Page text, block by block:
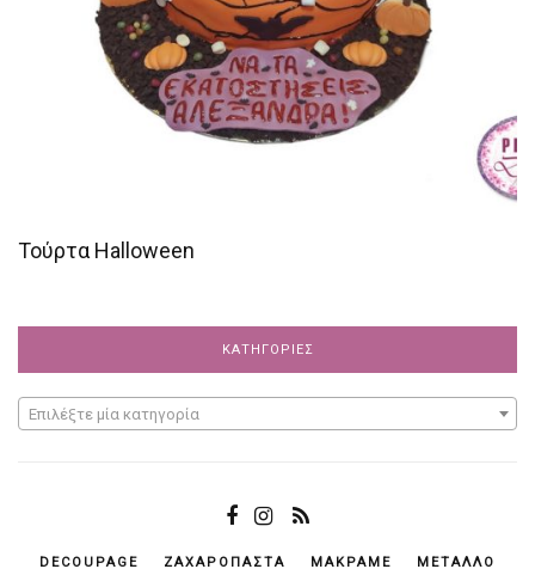
Τούρτα Halloween
ΚΑΤΗΓΟΡΊΕΣ
Επιλέξτε μία κατηγορία
DECOUPAGE ΖΑΧΑΡΌΠΑΣΤΑ ΜΑΚΡΑΜΈ ΜΈΤΑΛΛΟ